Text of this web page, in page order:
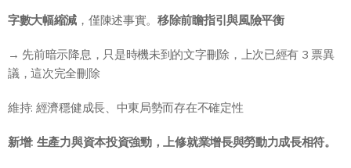
字數大幅縮減 ，僅陳述事實。移除前瞻指引與風險平衡
→ 先前暗示降息，只是時機未到的文字刪除，上次已經有 3 票異
議，這次完全刪除
維持: 經濟穩健成長、中東局勢而存在不確定性
新增: 生產力與資本投資強勁，上修就業增長與勞動力成長相符。